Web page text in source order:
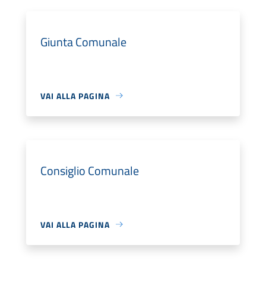
Giunta Comunale
VAI ALLA PAGINA
Consiglio Comunale
VAI ALLA PAGINA